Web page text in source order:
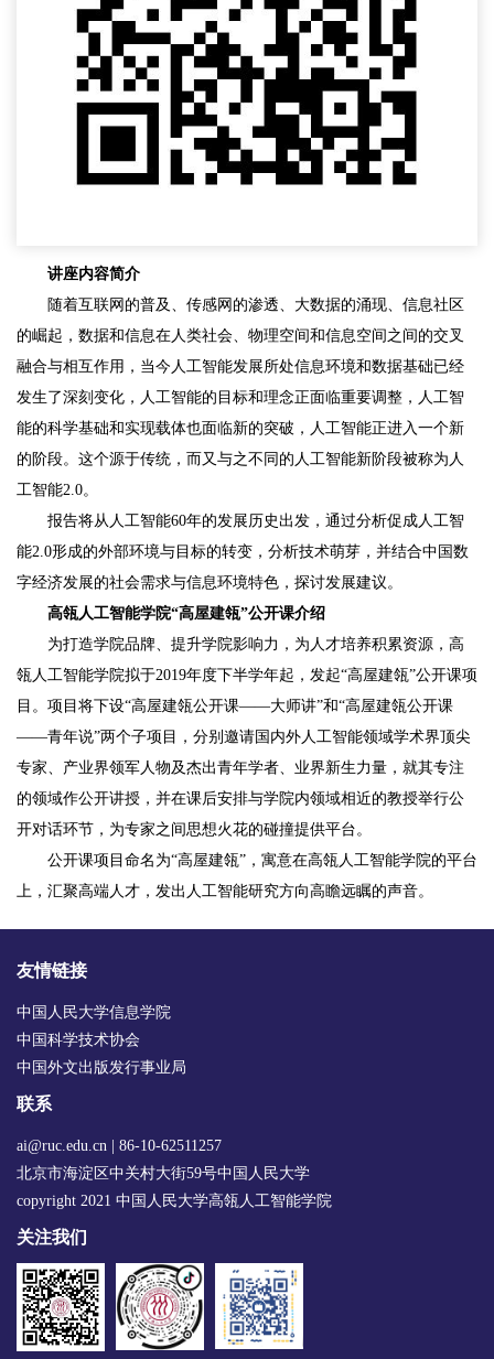
讲座内容简介
随着互联网的普及、传感网的渗透、大数据的涌现、信息社区
的崛起，数据和信息在人类社会、物理空间和信息空间之间的交叉
融合与相互作用，当今人工智能发展所处信息环境和数据基础已经
发生了深刻变化，人工智能的目标和理念正面临重要调整，人工智
能的科学基础和实现载体也面临新的突破，人工智能正进入一个新
的阶段。这个源于传统，而又与之不同的人工智能新阶段被称为人
工智能2.0。
报告将从人工智能60年的发展历史出发，通过分析促成人工智
能2.0形成的外部环境与目标的转变，分析技术萌芽，并结合中国数
字经济发展的社会需求与信息环境特色，探讨发展建议。
高瓴人工智能学院“高屋建瓴”公开课介绍
为打造学院品牌、提升学院影响力，为人才培养积累资源，高
瓴人工智能学院拟于2019年度下半学年起，发起“高屋建瓴”公开课项
目。项目将下设“高屋建瓴公开课——大师讲”和“高屋建瓴公开课
——青年说”两个子项目，分别邀请国内外人工智能领域学术界顶尖
专家、产业界领军人物及杰出青年学者、业界新生力量，就其专注
的领域作公开讲授，并在课后安排与学院内领域相近的教授举行公
开对话环节，为专家之间思想火花的碰撞提供平台。
公开课项目命名为“高屋建瓴”，寓意在高瓴人工智能学院的平台
上，汇聚高端人才，发出人工智能研究方向高瞻远瞩的声音。
友情链接
中国人民大学信息学院
中国科学技术协会
中国外文出版发行事业局
联系
ai@ruc.edu.cn | 86-10-62511257
北京市海淀区中关村大街59号中国人民大学
copyright 2021 中国人民大学高瓴人工智能学院
关注我们